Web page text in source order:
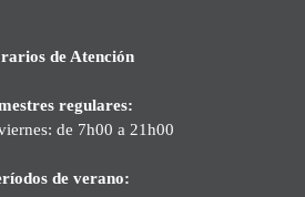
de Atención
regulares:
de 7h00 a 21h00
de verano: